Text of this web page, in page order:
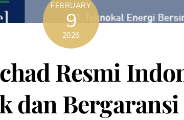
FEBRUARY
9
2026
Resmi
dan Bergaransi